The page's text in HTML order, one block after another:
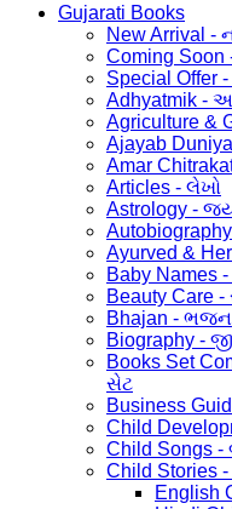
Gujarati Books
New Arrival -
Coming Soon
Special Offer
Adhyatmik -
Agriculture &
Ajayab
Amar
Articles - લેખો
Astrology -
Ayurved &
Baby Names
Beauty Care
Bhajan - ભજન
Biography -
Books Set
સેટ
Business
Child
Child Songs -
Child Stories -
English